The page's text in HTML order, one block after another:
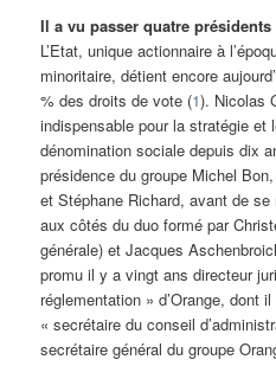
Il a vu passer quatre présidents
L’Etat, unique actionnaire à
minoritaire, détient encore
% des droits de vote (1). Nicolas
indispensable pour la stratégie et
dénomination sociale depuis dix
présidence du groupe Michel
et Stéphane Richard, avant de se
aux côtés du duo formé par
générale) et Jacques
promu il y a vingt ans directeur
réglementation » d’Orange, dont
« secrétaire du conseil
secrétaire général du groupe